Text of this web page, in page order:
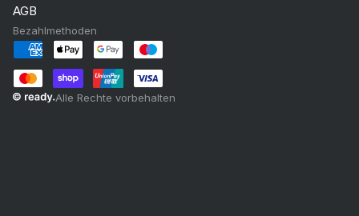
AGB
Bezahlmethoden
Alle Rechte vorbehalten